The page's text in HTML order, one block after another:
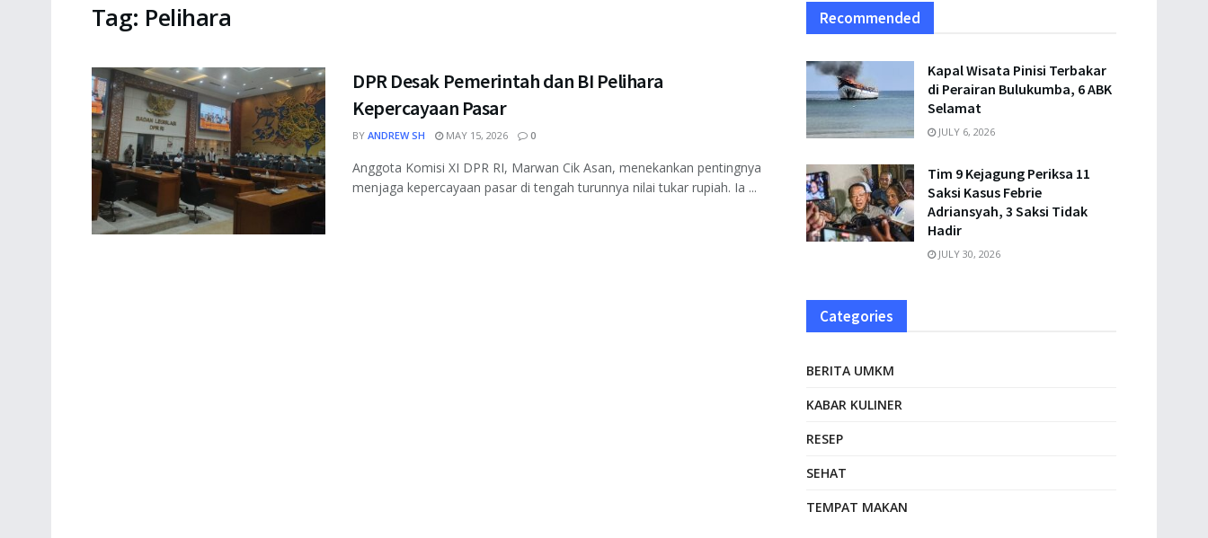
Tag: Pelihara
DPR Desak Pemerintah dan BI Pelihara
Kepercayaan Pasar
BY ANDREW SH MAY 15, 2026 0
Anggota Komisi XI DPR RI, Marwan Cik Asan, menekankan pentingnya
menjaga kepercayaan pasar di tengah turunnya nilai tukar rupiah. Ia ...
Recommended
Kapal Wisata Pinisi Terbakar
di Perairan Bulukumba, 6 ABK
Selamat
JULY 6, 2026
Tim 9 Kejagung Periksa 11
Saksi Kasus Febrie
Adriansyah, 3 Saksi Tidak
Hadir
JULY 30, 2026
Categories
BERITA UMKM
KABAR KULINER
RESEP
SEHAT
TEMPAT MAKAN